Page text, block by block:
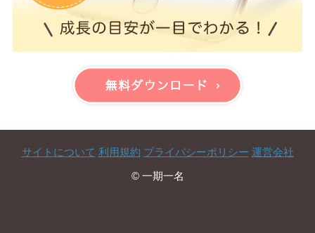
サイトについて 利用規約 プライバシーポリシー 運営会社
© 一期一名